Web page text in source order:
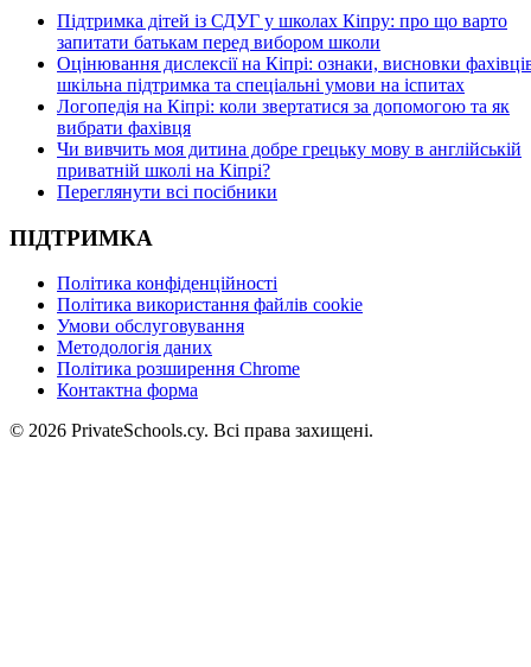
Підтримка дітей із СДУГ у школах Кіпру: про що варто
запитати батькам перед вибором школи
Оцінювання дислексії на Кіпрі: ознаки, висновки
шкільна підтримка та спеціальні умови на іспитах
Логопедія на Кіпрі: коли звертатися за допомогою та як
вибрати фахівця
Чи вивчить моя дитина добре грецьку мову в англійській
приватній школі на Кіпрі?
Переглянути всі посібники
ПІДТРИМКА
Політика конфіденційності
Політика використання файлів cookie
Умови обслуговування
Методологія даних
Політика розширення Chrome
Контактна форма
© 2026 PrivateSchools.cy. Всі права захищені.